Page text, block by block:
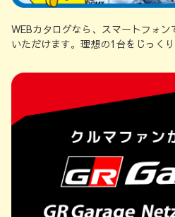
WEBカタログなら、スマートフォ
いただけます。理想の1台をじっくり